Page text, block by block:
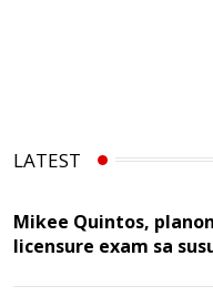
LATEST
Mikee Quintos,
licensure exam sa